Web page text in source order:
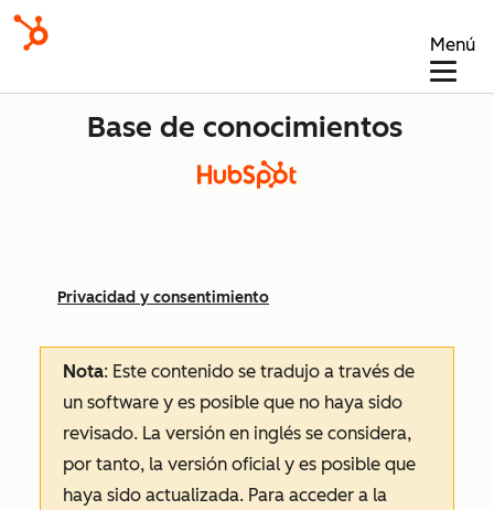
Menú
Base de conocimientos
Privacidad y consentimiento
Nota: Este contenido se tradujo a través de
un software y es posible que no haya sido
revisado. La versión en inglés se considera,
por tanto, la versión oficial y es posible que
haya sido actualizada. Para acceder a la